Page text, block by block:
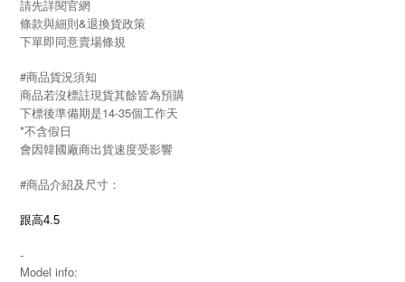
請先詳閱官網
條款與細則&退換貨政策
下單即同意賣場條規
#商品貨況須知
商品若沒標註現貨其餘皆為預購
下標後準備期是14-35個工作天
*不含假日
會因韓國廠商出貨速度受影響
#商品介紹及尺寸：
跟高4.5
-
Model info: